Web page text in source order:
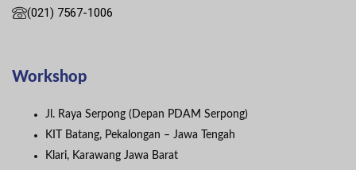
(021) 7567-1006
Workshop
Jl. Raya Serpong (Depan PDAM Serpong)
KIT Batang, Pekalongan – Jawa Tengah
Klari, Karawang Jawa Barat